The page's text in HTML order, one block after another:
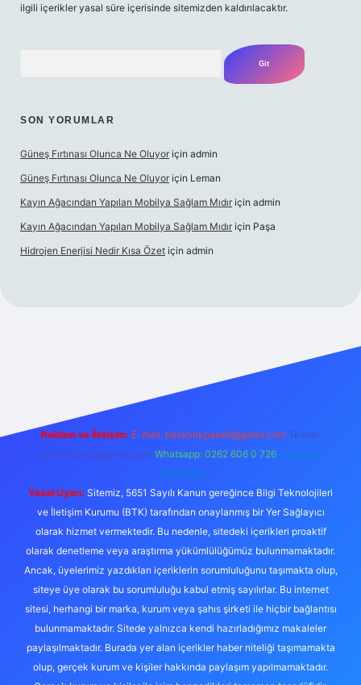
ilgili içerikler yasal süre içerisinde sitemizden kaldırılacaktır.
SON YORUMLAR
Güneş Fırtınası Olunca Ne Oluyor için admin
Güneş Fırtınası Olunca Ne Oluyor için Leman
Kayın Ağacından Yapılan Mobilya Sağlam Mıdır için admin
Kayın Ağacından Yapılan Mobilya Sağlam Mıdır için Paşa
Hidrojen Enerjisi Nedir Kısa Özet için admin
https://
Reklam ve İletişim: E-mail: backlinkpaneli@gmail.com Teams:
forumhizmeti@gmail.com Whatsapp: 0262 606 0 726 Telegram:
@karabul
Yasal Uyarı: Sitemiz, 5651 Sayılı Kanun gereğince Bilgi Teknolojileri
ve İletişim Kurumu (BTK) tarafından onaylanmış bir Yer Sağlayıcı
olarak hizmet vermektedir. Bu nedenle, sitedeki içerikleri proaktif
olarak denetleme veya araştırma yükümlülüğümüz bulunmamaktadır.
Ancak, üyelerimiz yazdıkları içeriklerin sorumluluğunu taşımakta olup,
siteye üye olarak bu sorumluluğu kabul etmiş sayılırlar. Bu internet
sitesi, herhangi bir marka, kurum veya şahıs şirketi ile hiçbir bağlantısı
bulunmamaktadır. Sitede yalnızca kendi hazırladığımız makaleler
paylaşılmaktadır. Burada yer alan içerikler haber niteliği taşımamakta
olup, gerçek kurum ve kişiler hakkında paylaşım yapılmamaktadır.